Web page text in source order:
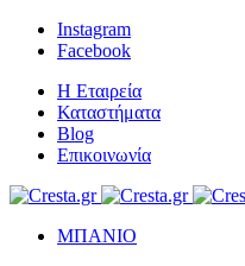
Instagram
Facebook
Η Εταιρεία
Καταστήματα
Blog
Επικοινωνία
ΜΠΑΝΙΟ